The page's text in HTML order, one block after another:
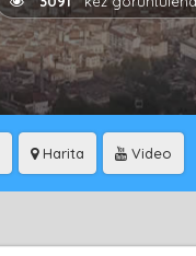
Harita Video